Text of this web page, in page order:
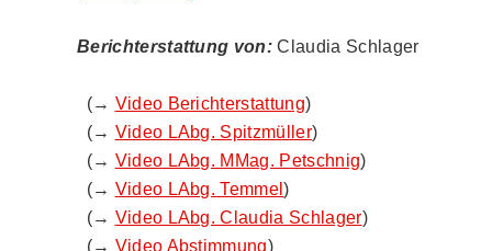
Berichterstattung von:Claudia Schlager
(→ Video Berichterstattung)
(→ Video LAbg. Spitzmüller)
(→ Video LAbg. MMag. Petschnig)
(→ Video LAbg. Temmel)
(→ Video LAbg. Claudia Schlager)
(→ Video Abstimmung)